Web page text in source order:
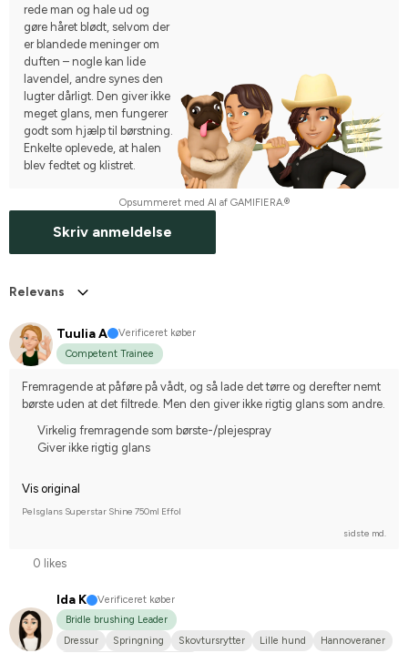
rede man og hale ud og
gøre håret blødt, selvom der
er blandede meninger om
duften – nogle kan lide
lavendel, andre synes den
lugter dårligt. Den giver ikke
meget glans, men fungerer
godt som hjælp til børstning.
Enkelte oplevede, at halen
blev fedtet og klistret.
Opsummeret med AI af GAMIFIERA.®
Skriv anmeldelse
Relevans
Tuulia A
Verificeret køber
Competent Trainee
Fremragende at påføre på vådt, og så lade det tørre og derefter nemt
børste uden at det filtrede. Men den giver ikke rigtig glans som andre.
Virkelig fremragende som børste-/plejespray
Giver ikke rigtig glans
Vis original
Pelsglans Superstar Shine 750ml Effol
sidste md.
0 likes
Ida K
Verificeret køber
Bridle brushing Leader
Dressur
Springning Skovtursrytter Lille hund Hannoveraner